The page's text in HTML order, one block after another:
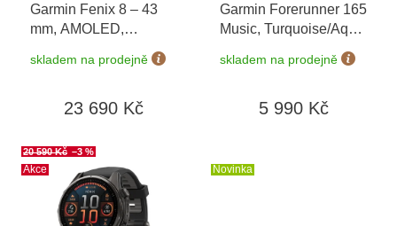
Garmin Fenix 8 – 43
mm, AMOLED,
Sapphire, Soft Gold /
Limestone 010-02903-
+ Topo Czech PRO
Guess JUBE01423 v
hodnotě 1790 Kč
skladem na prodejně
23 690 Kč
Garmin Forerunner 165
Music, Turquoise/Aqua
možnost výměny do 90
skladem na prodejně
5 990 Kč
Akce
20 590 Kč –3 %
Novinka